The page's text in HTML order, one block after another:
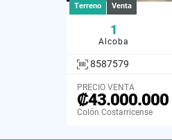
Terreno Venta
1
Alcoba
8587579
PRECIO VENTA
₡43.000.000
Colón Costarricense